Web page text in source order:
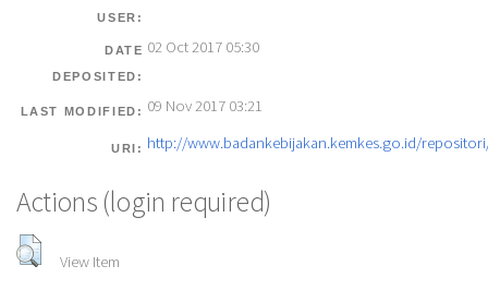
USER:
DATE
DEPOSITED:
02 Oct 2017 05:30
LAST MODIFIED: 09 Nov 2017 03:21
URI: http://www.badankebijakan.kemkes.go.id/
Actions (login required)
View Item